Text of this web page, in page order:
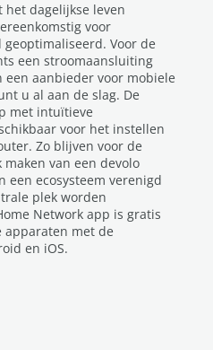
het dagelijkse leven
voor
Voor de
een stroomaansluiting
een aanbieder voor mobiele
u al aan de slag. De
met intuïtieve
voor het instellen
Zo blijven voor de
van een devolo
een ecosysteem verenigd
plek worden
Network app is gratis
apparaten met de
en iOS.